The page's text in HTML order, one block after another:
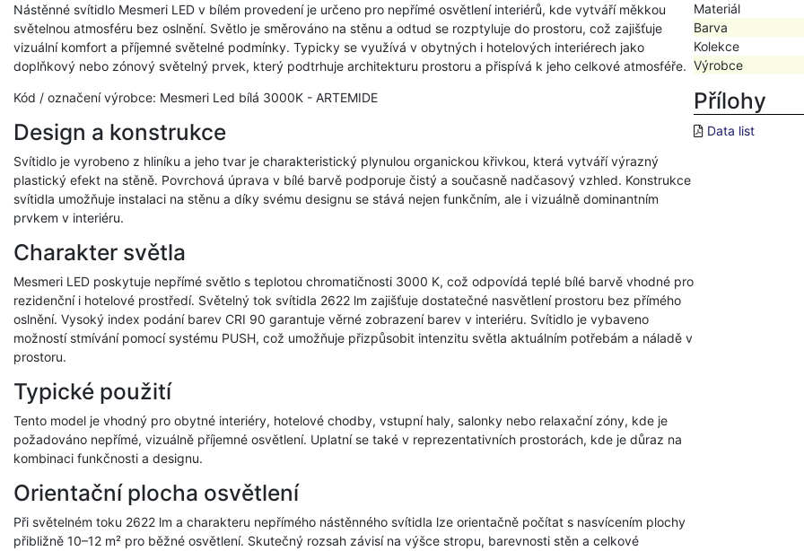
Nástěnné svítidlo Mesmeri LED v bílém provedení je určeno pro nepřímé osvětlení interiérů, kde vytváří měkkou
světelnou atmosféru bez oslnění. Světlo je směrováno na stěnu a odtud se rozptyluje do prostoru, což zajišťuje
vizuální komfort a příjemné světelné podmínky. Typicky se využívá v obytných i hotelových interiérech jako
doplňkový nebo zónový světelný prvek, který podtrhuje architekturu prostoru a přispívá k jeho celkové atmosféře.
Kód / označení výrobce: Mesmeri Led bílá 3000K - ARTEMIDE
Design a konstrukce
Svítidlo je vyrobeno z hliníku a jeho tvar je charakteristický plynulou organickou křivkou, která vytváří výrazný
plastický efekt na stěně. Povrchová úprava v bílé barvě podporuje čistý a současně nadčasový vzhled. Konstrukce
svítidla umožňuje instalaci na stěnu a díky svému designu se stává nejen funkčním, ale i vizuálně dominantním
prvkem v interiéru.
Charakter světla
Mesmeri LED poskytuje nepřímé světlo s teplotou chromatičnosti 3000 K, což odpovídá teplé bílé barvě vhodné pro
rezidenční i hotelové prostředí. Světelný tok svítidla 2622 lm zajišťuje dostatečné nasvětlení prostoru bez přímého
oslnění. Vysoký index podání barev CRI 90 garantuje věrné zobrazení barev v interiéru. Svítidlo je vybaveno
možností stmívání pomocí systému PUSH, což umožňuje přizpůsobit intenzitu světla aktuálním potřebám a náladě v
prostoru.
Typické použití
Tento model je vhodný pro obytné interiéry, hotelové chodby, vstupní haly, salonky nebo relaxační zóny, kde je
požadováno nepřímé, vizuálně příjemné osvětlení. Uplatní se také v reprezentativních prostorách, kde je důraz na
kombinaci funkčnosti a designu.
Orientační plocha osvětlení
Při světelném toku 2622 lm a charakteru nepřímého nástěnného svítidla lze orientačně počítat s nasvícením plochy
přibližně 10–12 m² pro běžné osvětlení. Skutečný rozsah závisí na výšce stropu, barevnosti stěn a celkové
Materiál
Barva
Kolekce
Výrobce
Přílohy
Data list